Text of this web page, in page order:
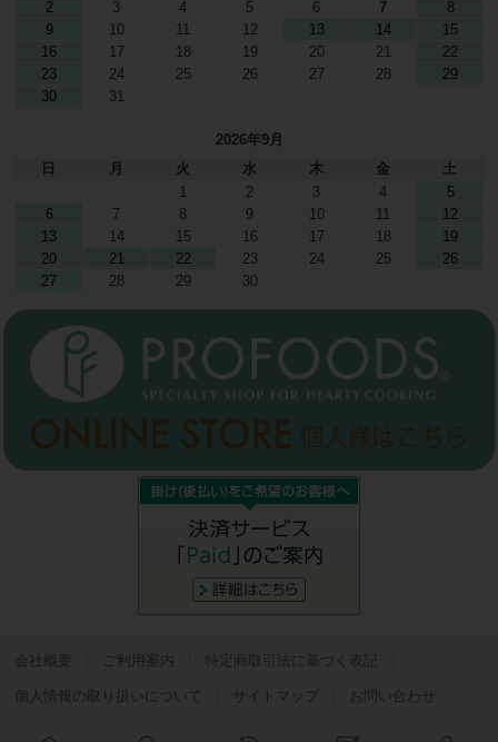
2
3 4 5 6 7
8
9
10 11 12 13 14
15
16
17 18 19 20 21
22
23
24 25 26 27 28
29
30
31
2026年9月
日
月 火 水 木 金
土
1
2 3 4
5
6
7 8 9 10 11
12
13
14 15 16 17 18
19
20
21 22 23 24 25
26
27
28 29 30
会社概要 ご利用案内 特定商取引法に基づく表記
個人情報の取り扱いについて サイトマップ お問い合わせ